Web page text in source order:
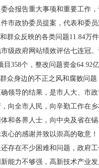
会报告重大事项和重要工作
市政协委员提案，代表和委
群众反映的各类问题11.84
级政府网站绩效评估七连冠
358个，整改问题资金
众身边的不正之风和腐败问
导的结果，是市人大、市
向全市人民，向辛勤工作在
和各界人士，向中央及省在
心的感谢并致以崇高的敬意！
在不少困难和问题，政府工
力不够强，高新技术产业